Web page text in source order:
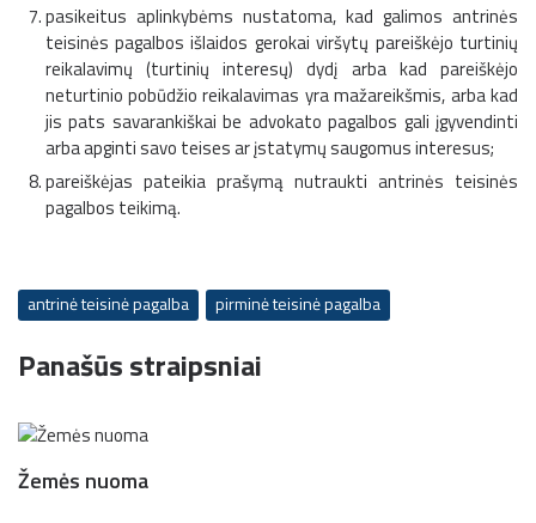
pasikeitus aplinkybėms nustatoma, kad galimos antrinės
teisinės pagalbos išlaidos gerokai viršytų pareiškėjo turtinių
reikalavimų (turtinių interesų) dydį arba kad pareiškėjo
neturtinio pobūdžio reikalavimas yra mažareikšmis, arba kad
jis pats savarankiškai be advokato pagalbos gali įgyvendinti
arba apginti savo teises ar įstatymų saugomus interesus;
pareiškėjas pateikia prašymą nutraukti antrinės teisinės
pagalbos teikimą.
antrinė teisinė pagalba pirminė teisinė pagalba
Panašūs straipsniai
Žemės nuoma